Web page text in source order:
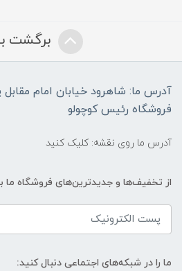
برگشت
آدرس ما: شاهرود خیابان امام
فروشگاه رئیس کوچولو
آدرس ما روی نقشه: کلیک کنید
از تخفیف‌ها و جدیدترین‌های فروشگاه ما
ما را در شبکه‌های اجتماعی دنبال کنید: